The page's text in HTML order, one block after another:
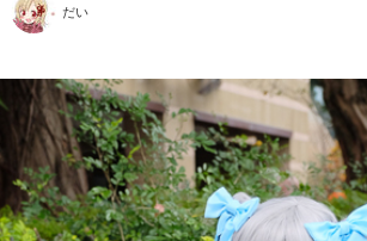
だい